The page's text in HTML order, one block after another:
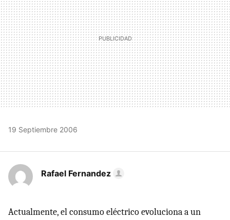
19 Septiembre 2006
Rafael Fernandez
Actualmente, el consumo eléctrico evoluciona a un